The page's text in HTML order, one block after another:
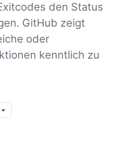
den Status
GitHub zeigt
oder
kenntlich zu